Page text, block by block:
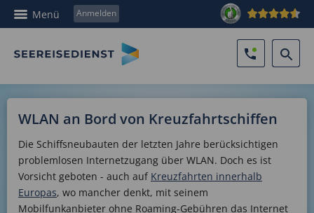
Menü Anmelden
WLAN an Bord von Kreuzfahrtschiffen
Die Schiffsneubauten der letzten Jahre berücksichtigen
problemlosen Internetzugang über WLAN. Doch es ist
Vorsicht geboten - auch auf Kreuzfahrten innerhalb
Europas, wo mancher denkt, mit seinem
Mobilfunkanbieter ohne Roaming-Gebühren das Internet